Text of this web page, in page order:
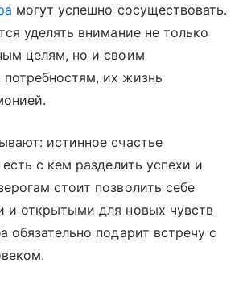
могут успешно сосуществовать.
уделять внимание не только
целям, но и своим
их жизнь
истинное счастье
с кем разделить успехи и
стоит позволить себе
и открытыми для новых чувств
обязательно подарит встречу с